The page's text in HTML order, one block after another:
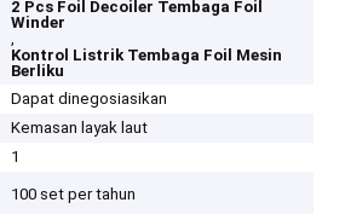
2 Pcs Foil Decoiler Tembaga Foil
Winder
,
Kontrol Listrik Tembaga Foil Mesin
Berliku
Dapat dinegosiasikan
Kemasan layak laut
1
100 set per tahun